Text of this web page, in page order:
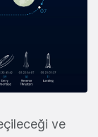
ve